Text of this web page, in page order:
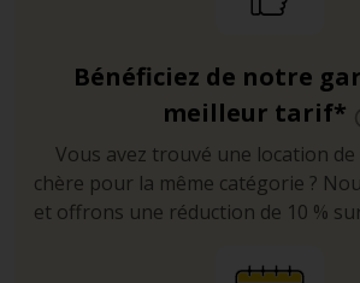
Bénéficiez de notre
meilleur tarif*
Vous avez trouvé une location
chère pour la même catégorie ?
et offrons une réduction de 10 %